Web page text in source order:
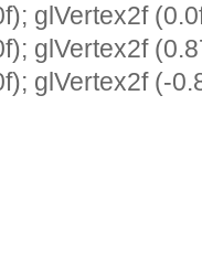
glVertex2f
glVertex2f
glVertex2f (-